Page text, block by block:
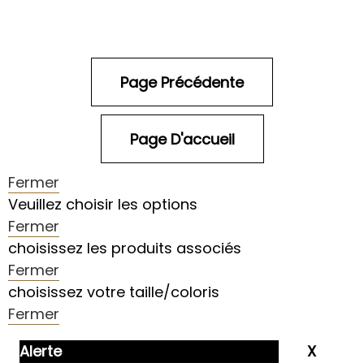
Fermer
Veuillez choisir les options
Fermer
choisissez les produits associés
Fermer
choisissez votre taille/coloris
Fermer
Alerte